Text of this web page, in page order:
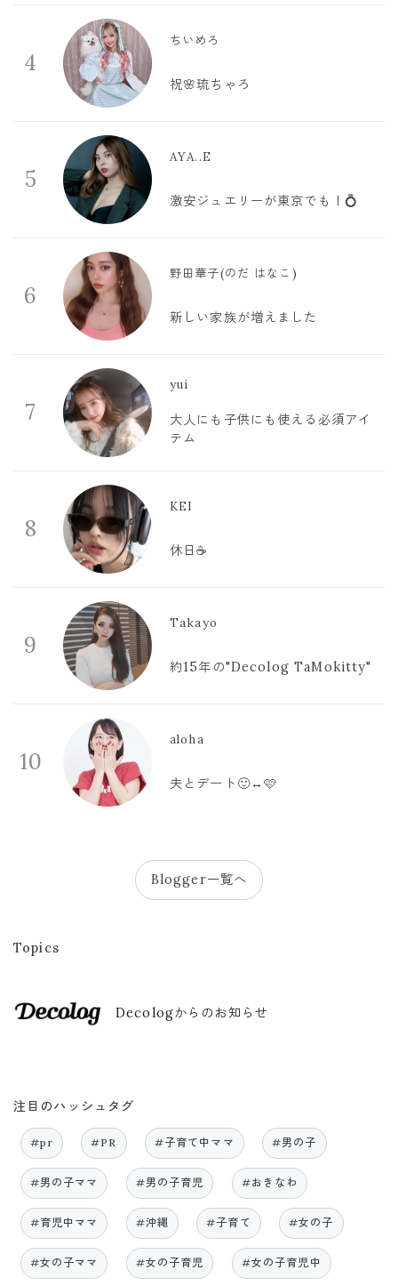
4
ちいめろ
祝🌸琉ちゃろ
5
AYA..E
激安ジュエリーが東京でも！💍
6
野田華子(のだ はなこ)
新しい家族が増えました
7
yui
大人にも子供にも使える必須アイ
テム
8
KEI
休日☕️
9
Takayo
約15年の"Decolog TaMokitty"
10
aloha
夫とデート🙂‍↔️🩷
Blogger一覧へ
Topics
Decologからのお知らせ
注目のハッシュタグ
#pr #PR #子育て中ママ #男の子
#男の子ママ #男の子育児 #おきなわ
#育児中ママ #沖縄 #子育て #女の子
#女の子ママ #女の子育児 #女の子育児中